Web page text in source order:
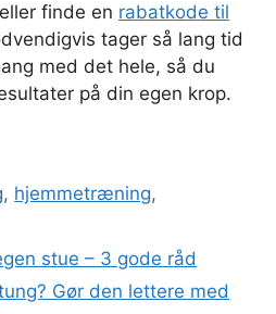
finde en rabatkode til
tager så lang tid
med det hele, så du
på din egen krop.
, hjemmetræning,
stue – 3 gode råd
Gør den lettere med